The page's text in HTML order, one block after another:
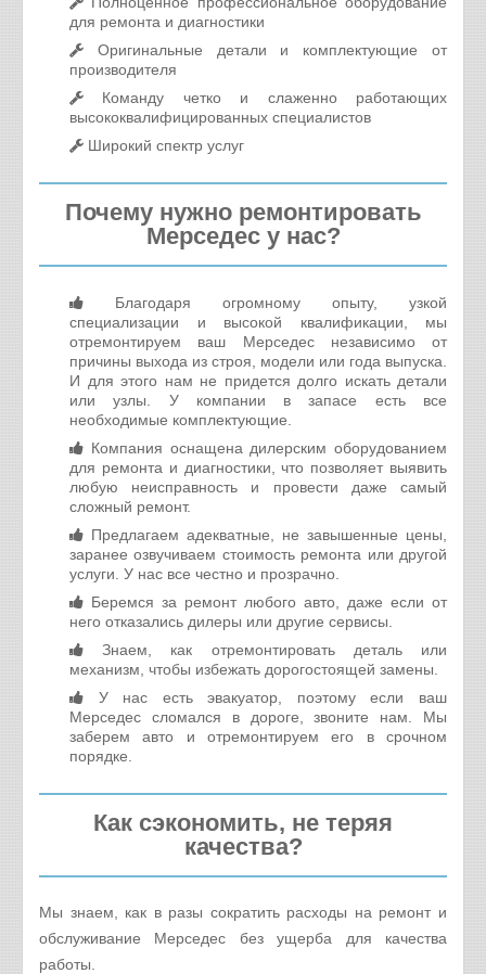
для ремонта и диагностики
Оригинальные детали и комплектующие от
производителя
Команду четко и слаженно работающих
высококвалифицированных специалистов
Широкий спектр услуг
Почему нужно ремонтировать
Мерседес у нас?
Благодаря огромному опыту, узкой
специализации и высокой квалификации, мы
отремонтируем ваш Мерседес независимо от
причины выхода из строя, модели или года выпуска.
И для этого нам не придется долго искать детали
или узлы. У компании в запасе есть все
необходимые комплектующие.
Компания оснащена дилерским оборудованием
для ремонта и диагностики, что позволяет выявить
любую неисправность и провести даже самый
сложный ремонт.
Предлагаем адекватные, не завышенные цены,
заранее озвучиваем стоимость ремонта или другой
услуги. У нас все честно и прозрачно.
Беремся за ремонт любого авто, даже если от
него отказались дилеры или другие сервисы.
Знаем, как отремонтировать деталь или
механизм, чтобы избежать дорогостоящей замены.
У нас есть эвакуатор, поэтому если ваш
Мерседес сломался в дороге, звоните нам. Мы
заберем авто и отремонтируем его в срочном
порядке.
Как сэкономить, не теряя
качества?
Мы знаем, как в разы сократить расходы на ремонт и
обслуживание Мерседес без ущерба для качества
работы.